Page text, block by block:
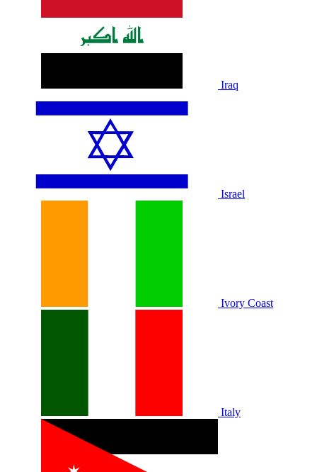
Iraq
Israel
Ivory Coast
Italy